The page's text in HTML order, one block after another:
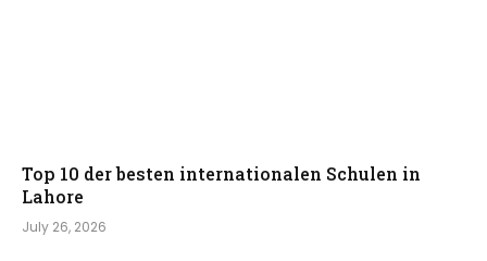
Top 10 der besten internationalen Schulen in
Lahore
July 26, 2026